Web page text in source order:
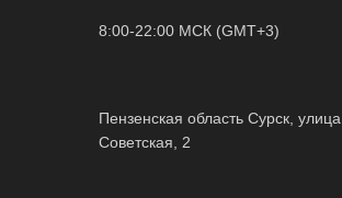
8:00-22:00 МСК (GMT+3)
Пензенская область Сурск, улица
Советская, 2